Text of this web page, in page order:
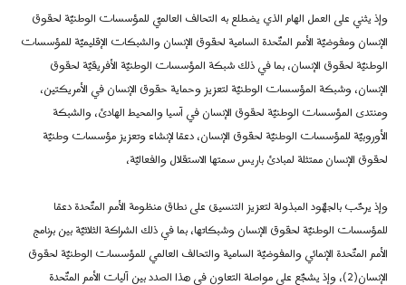
وإذ يثني على العمل الهام الذي يضطلع به التحالف العالميّ للمؤسسات الوطنيّة لحقوق
الإنسان ومفوضيّة الأمم المتّحدة السامية لحقوق الإنسان والشبكات الإقليميّة للمؤسسات
الوطنيّة لحقوق الإنسان، بما في ذلك شبكة المؤسسات الوطنيّة الأفريقيّة لحقوق
الإنسان، وشبكة المؤسسات الوطنيّة لتعزيز وحماية حقوق الإنسان في الأمريكتين،
ومنتدى المؤسسات الوطنيّة لحقوق الإنسان في آسيا والمحيط الهادئ، والشبكة
الأوروبيّة للمؤسسات الوطنيّة لحقوق الإنسان، دعمًا لإنشاء وتعزيز مؤسسات وطنيّة
لحقوق الإنسان ممتثلة لمبادئ باريس سمتها الاستقلال والفعاليّة،
وإذ يرحّب بالجهّود المبذولة لتعزيز التنسيق على نطاق منظومة الأمم المتّحدة دعمًا
للمؤسسات الوطنيّة لحقوق الإنسان وشبكاتها، بما في ذلك الشراكة الثلاثيّة بين برنامج
الأمم المتّحدة الإنمائي والمفوضيّة السامية والتحالف العالمي للمؤسسات الوطنيّة لحقوق
الإنسان(2)، وإذ يشجّع على مواصلة التعاون في هذا الصدد بين آليات الأمم المتّحدة